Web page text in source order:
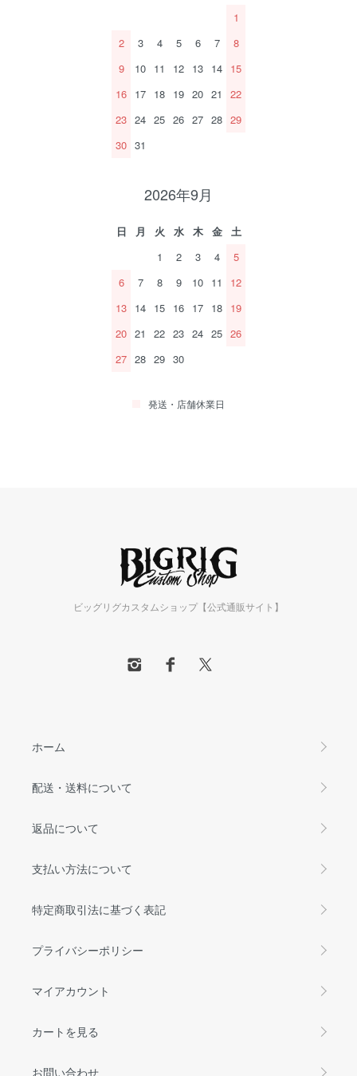
1
2
3 4 5 6 7
8
9
10 11 12 13 14 15
16 17 18 19 20 21
22
23 24 25 26 27 28 29
30 31
2026年9月
日 月 火 水 木 金
土
1
2 3 4
5
6
7 8 9 10 11
12
13 14 15 16 17 18 19
20 21 22 23 24 25 26
27 28 29 30
発送・店舗休業日
ビッグリグカスタムショップ【公式通販サイト】
ホーム
配送・送料について
返品について
支払い方法について
特定商取引法に基づく表記
プライバシーポリシー
マイアカウント
カートを見る
お問い合わせ